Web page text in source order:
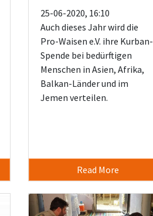
25-06-2020, 16:10
Auch dieses Jahr wird die
Pro-Waisen e.V. ihre Kurban-
Spende bei bedürftigen
Menschen in Asien, Afrika,
Balkan-Länder und im
Jemen verteilen.
Read More